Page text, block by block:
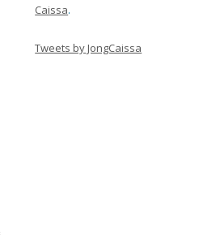
Caissa.
Tweets by JongCaissa